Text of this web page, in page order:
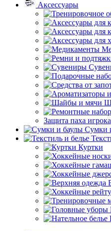
Аксессуары
Защита паха игрока
Сумки
Куртки